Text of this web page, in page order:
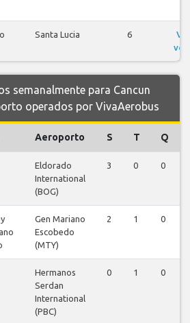
Santa Lucia 6
Ver
semanalmente para Cancun
operados por VivaAerobus
Aeroporto S T Q
Eldorado
International
(BOG)
3 0 0
Gen Mariano
Escobedo
(MTY)
2 1 0
Hermanos
Serdan
International
(PBC)
0 1 0